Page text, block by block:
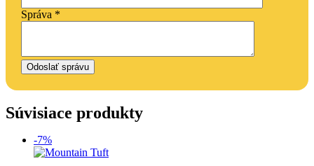
Správa *
Súvisiace produkty
-7%